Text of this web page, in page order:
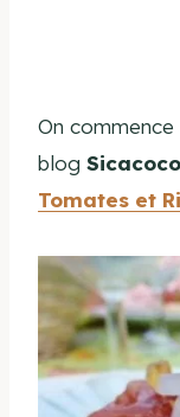
On
blog Sicacoco
Tomates et